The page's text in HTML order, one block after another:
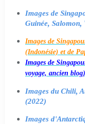
Images de
Guinée, Salomon,
Images de
(Indonésie) et de
Images de
voyage, ancien blog)
Images du Chili,
(2022)
Images